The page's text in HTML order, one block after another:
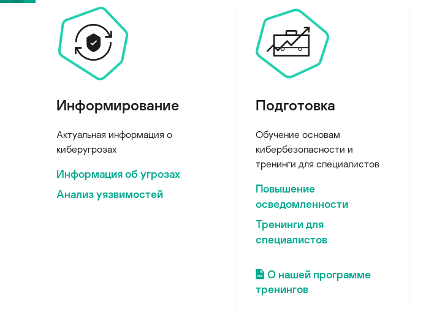
Информирование
Актуальная информация о
киберугрозах
Информация об угрозах
Анализ уязвимостей
Подготовка
Обучение основам
кибербезопасности и
тренинги для специалистов
Повышение
осведомленности
Тренинги для
специалистов
О нашей программе
тренингов